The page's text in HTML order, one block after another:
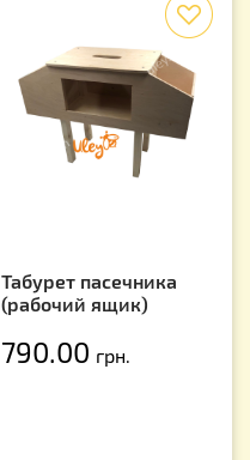
Табурет пасечника
(рабочий ящик)
790.00 грн.